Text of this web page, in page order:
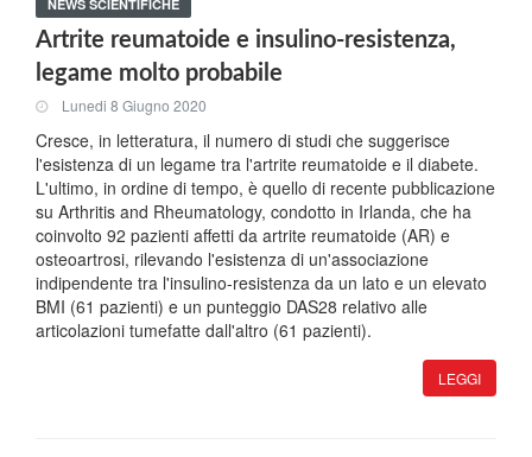
NEWS SCIENTIFICHE
Artrite reumatoide e insulino-resistenza,
legame molto probabile
Lunedi 8 Giugno 2020
Cresce, in letteratura, il numero di studi che suggerisce
l'esistenza di un legame tra l'artrite reumatoide e il diabete.
L'ultimo, in ordine di tempo, è quello di recente pubblicazione
su Arthritis and Rheumatology, condotto in Irlanda, che ha
coinvolto 92 pazienti affetti da artrite reumatoide (AR) e
osteoartrosi, rilevando l'esistenza di un'associazione
indipendente tra l'insulino-resistenza da un lato e un elevato
BMI (61 pazienti) e un punteggio DAS28 relativo alle
articolazioni tumefatte dall'altro (61 pazienti).
LEGGI